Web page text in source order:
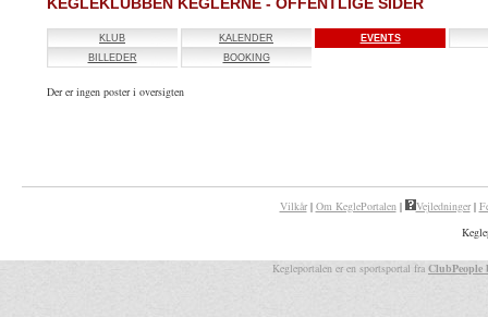
KLUB KALENDER
EVENTS
BILLEDER
BOOKING
Der er ingen poster i oversigten
Vilkår| Om KeglePortalen| Vejledninger|
Kegleportalen er en sportsportal fra ClubPeople